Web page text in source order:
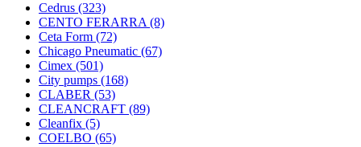
Cedrus (323)
CENTO FERARRA (8)
Ceta Form (72)
Chicago Pneumatic (67)
Cimex (501)
City pumps (168)
CLABER (53)
CLEANCRAFT (89)
Cleanfix (5)
COELBO (65)